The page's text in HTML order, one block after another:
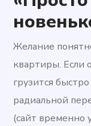
Желание
квартиры. Если
грузится
радиальной
(сайт временно